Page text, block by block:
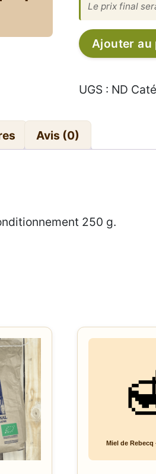
Le prix final
quantité
de
ERVKA
–
Ajouter au
UGS : ND
Avis (0)
250 g.